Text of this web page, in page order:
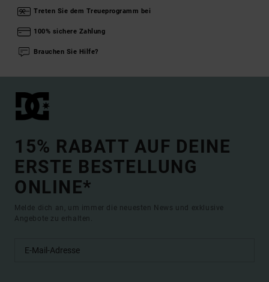
Treten Sie dem Treueprogramm bei
100% sichere Zahlung
Brauchen Sie Hilfe?
15% RABATT AUF DEINE
ERSTE BESTELLUNG
ONLINE*
Melde dich an, um immer die neuesten News und exklusive
Angebote zu erhalten.